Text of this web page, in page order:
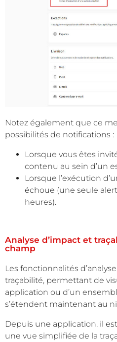
Notez également que ce
possibilités de notifications :
Lorsque vous êtes
contenu au sein d’un
Lorsque l’exécution
échoue (une seule
heures).
Analyse d’impact et
champ
Les fonctionnalités
traçabilité, permettant de
application ou d’un
s’étendent maintenant au
Depuis une application, il
une vue simplifiée de la